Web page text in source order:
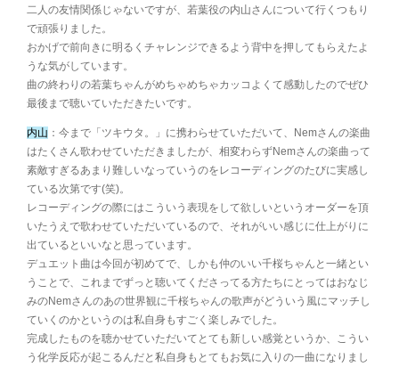
二人の友情関係じゃないですが、若葉役の内山さんについて行くつもり
で頑張りました。
おかげで前向きに明るくチャレンジできるよう背中を押してもらえたよ
うな気がしています。
曲の終わりの若葉ちゃんがめちゃめちゃカッコよくて感動したのでぜひ
最後まで聴いていただきたいです。
内山 ：今まで「ツキウタ。」に携わらせていただいて、Nemさんの楽曲
はたくさん歌わせていただきましたが、相変わらずNemさんの楽曲って
素敵すぎるあまり難しいなっていうのをレコーディングのたびに実感し
ている次第です(笑)。
レコーディングの際にはこういう表現をして欲しいというオーダーを頂
いたうえで歌わせていただいているので、それがいい感じに仕上がりに
出ているといいなと思っています。
デュエット曲は今回が初めてで、しかも仲のいい千桜ちゃんと一緒とい
うことで、これまでずっと聴いてくださってる方たちにとってはおなじ
みのNemさんのあの世界観に千桜ちゃんの歌声がどういう風にマッチし
ていくのかというのは私自身もすごく楽しみでした。
完成したものを聴かせていただいてとても新しい感覚というか、こうい
う化学反応が起こるんだと私自身もとてもお気に入りの一曲になりまし